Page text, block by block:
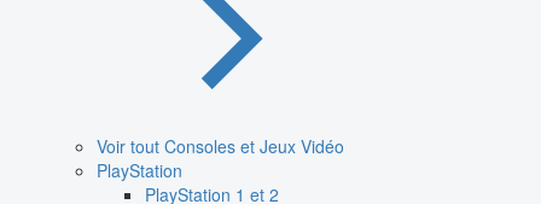
Voir tout Consoles et Jeux Vidéo
PlayStation
PlayStation 1 et 2